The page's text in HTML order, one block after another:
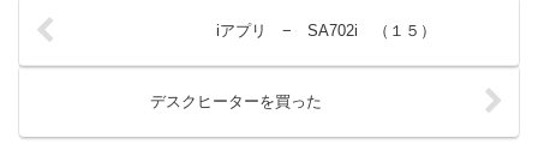
iアプリ − SA702i （１５）
デスクヒーターを買った